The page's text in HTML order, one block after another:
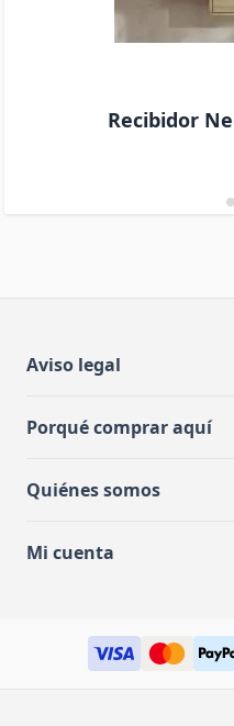
Recibidor
Aviso legal
Porqué comprar aquí
Quiénes somos
Mi cuenta